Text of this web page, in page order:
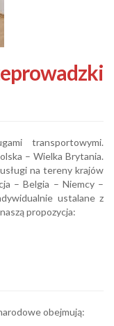
transportowymi.
– Wielka Brytania.
na tereny krajów
– Belgia – Niemcy –
ustalane z
propozycja:
obejmują: